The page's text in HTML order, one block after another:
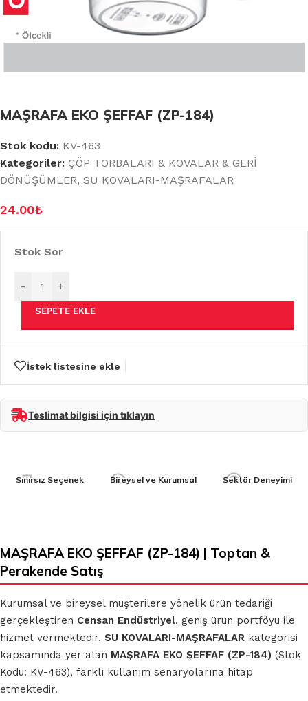
MAŞRAFA EKO ŞEFFAF (ZP-184)
Stok kodu: KV-463
Kategoriler: ÇÖP TORBALARI & KOVALAR & GERİ
DÖNÜŞÜMLER, SU KOVALARI-MAŞRAFALAR
24.00₺
Stok Sor
- +
SEPETE EKLE
İstek listesine ekle
Teslimat bilgisi için tıklayın
Sınırsız Seçenek Bireysel ve Kurumsal Sektör Deneyimi
MAŞRAFA EKO ŞEFFAF (ZP-184) | Toptan &
Perakende Satış
Kurumsal ve bireysel müşterilere yönelik ürün tedariği
gerçekleştiren Censan Endüstriyel, geniş ürün portföyü ile
hizmet vermektedir. SU KOVALARI-MAŞRAFALAR kategorisi
kapsamında yer alan MAŞRAFA EKO ŞEFFAF (ZP-184) (Stok
Kodu: KV-463), farklı kullanım senaryolarına hitap
etmektedir.